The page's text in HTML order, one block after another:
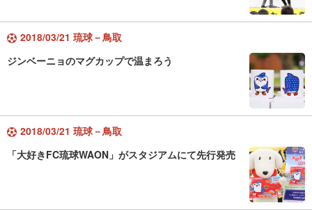
2018/03/21 琉球－鳥取
ジンベーニョのマグカップで温まろう
2018/03/21 琉球－鳥取
「大好きFC琉球WAON」がスタジアムにて先行発売